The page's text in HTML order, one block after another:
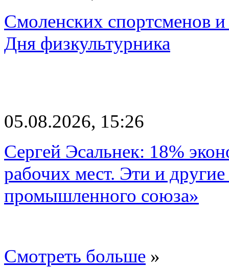
Смоленских спортсменов
Дня физкультурника
05.08.2026, 15:26
Сергей Эсальнек: 18%
рабочих мест. Эти и
промышленного союза»
Смотреть больше »